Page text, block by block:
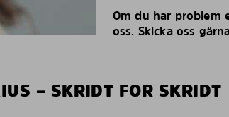
Om du har problem
oss. Skicka oss
– SKRIDT FOR SKRIDT